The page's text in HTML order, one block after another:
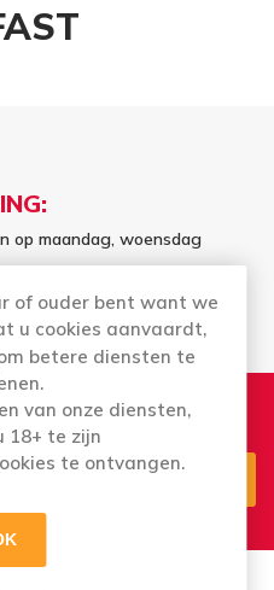
op maandag, woensdag
of ouder bent want we
u cookies aanvaardt,
betere diensten te
van onze diensten,
18+ te zijn
te ontvangen.